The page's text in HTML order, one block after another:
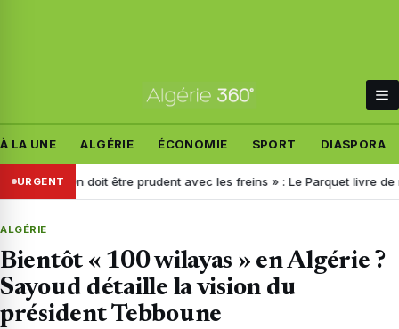
À LA UNE ALGÉRIE ÉCONOMIE SPORT DIASPORA
URGENT
« On doit être prudent avec les freins » : Le Parquet livre de
ALGÉRIE
Bientôt « 100 wilayas » en Algérie ?
Sayoud détaille la vision du
président Tebboune